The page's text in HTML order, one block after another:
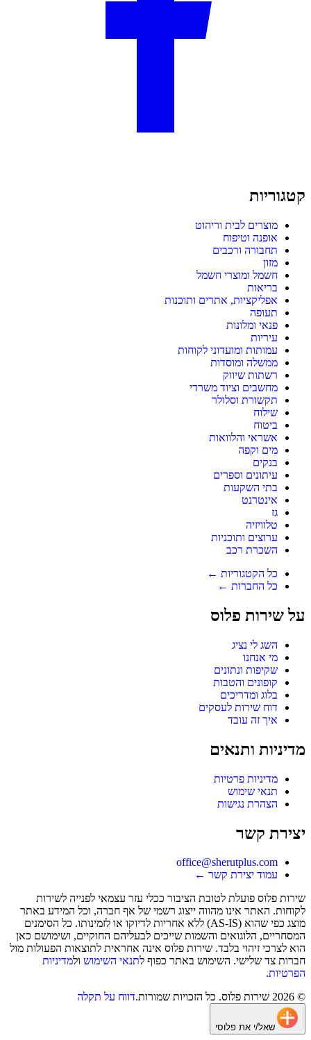
קטגוריות
מוצרים לבית וריהוט
אופנה וטיפוח
תחבורה ורכבים
מזון
חשמל ומוצרי חשמל
בריאות
אפליקציות, אתרים ותוכנות
תעופה
פנאי ומלונות
עיריות
עמותות ומועדוני לקוחות
ממשלה ומוסדות
רשתות שיווק
מחשבים וציוד משרדי
תקשורת וסלולר
שילוח
ביטוח
אשראי והלוואות
מים וקפה
בנקים
עיתונים וספרים
בתי השקעות
אינטרנט
גז
טלוויזיה
ערוצים ותוכניות
השכרת רכב
כל הקטגוריות ←
כל החברות ←
על שירות פלוס
השג לי נציג
מי אנחנו
שקיפות ונתונים
קופונים והטבות
בלוג ומדריכים
דוח שירות לעסקים
איך זה עובד
מדיניות ותנאים
מדיניות פרטיות
תנאי שימוש
הצהרת נגישות
יצירת קשר
office@sherutplus.com
עמוד יצירת קשר ←
שירות פלוס פועלת לטובת הציבור ככלי עזר עצמאי לפנייה לשירות
לקוחות. האתר אינו מהווה ייצוג רשמי של אף חברה, וכל המידע באתר
מוצג כפי שהוא (AS-IS) ללא אחריות לדיוקו או לזמינותו. כל הסימנים
המסחריים, הלוגואים והשמות שייכים לבעליהם החוקיים, ושימושם כאן
הוא לצרכי זיהוי בלבד. שירות פלוס אינה אחראית לתוצאות הפעולות מול
חברות צד שלישי. השימוש באתר כפוף לתנאי השימוש ולמדיניות
הפרטיות.
©
2026 שירות פלוס. כל הזכויות שמורות.דווח על תקלה
שאל/י את פלוסי